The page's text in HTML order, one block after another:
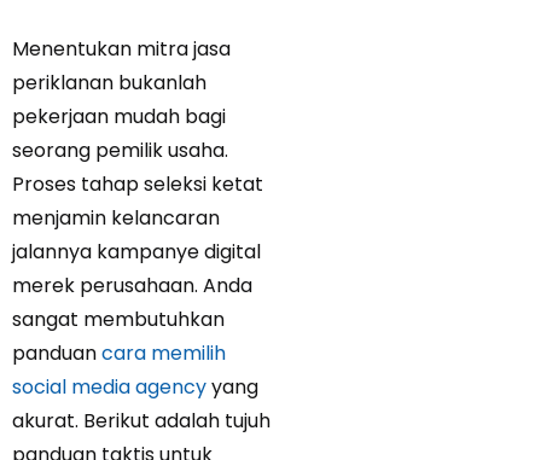
Menentukan mitra jasa
periklanan bukanlah
pekerjaan mudah bagi
seorang pemilik usaha.
Proses tahap seleksi ketat
menjamin kelancaran
jalannya kampanye digital
merek perusahaan. Anda
sangat membutuhkan
panduancara memilih
social media agencyyang
akurat. Berikut adalah tujuh